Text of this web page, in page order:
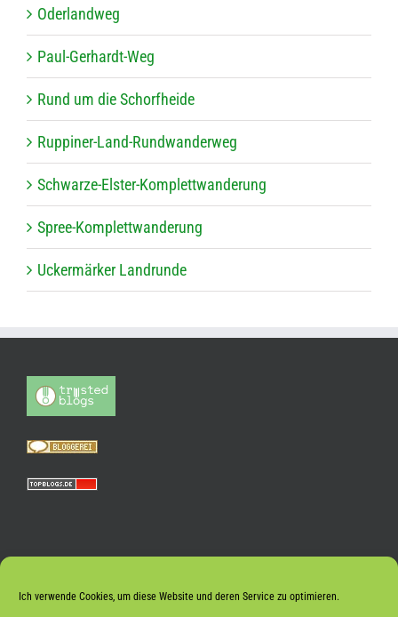
Ich verwende Cookies, um diese Website und deren Service zu optimieren.
Oder­land­weg
Paul-Ger­hardt-Weg
Rund um die Schorfheide
Rup­pi­ner-Land-Rund­wan­der­weg
Schwarze-Els­ter-Kom­plett­wan­de­rung
Spree-Kom­plett­wan­de­rung
Ucker­mär­ker Landrunde